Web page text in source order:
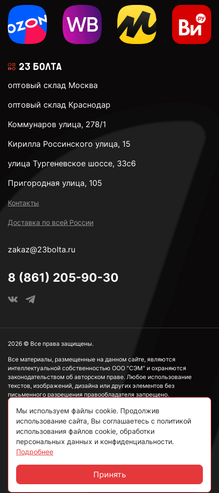
оптовый склад Москва
оптовый склад Краснодар
Коммунаров улица, 278/1
Кирилла Россинского улица, 15
улица Тургеневское шоссе, 33с6
Пригородная улица, 105
Контакты
Доставка по всей России
zakaz@23bolta.ru
8 (861) 205-90-30
Все материалы, размещенные на данном сайте, являются
интеллектуальной собственностью ООО "СЭМ" и охраняются
законодательством об авторском праве. Любое использование
текстов, изображений, дизайна или других элементов без
письменного разрешения правообладателя запрещено.
Информация, представленная на сайте, носит исключительно
ознакомительный характер и не может рассматриваться как
публичная оферта в соответствии со ст. 437 ГК РФ.
Политика конфиденциальности
Согласие на обработку данных
Пользовательское соглашение
2026 © Все права защищены.
Мы используем файлы cookie. Продолжив
использование сайта, Вы соглашаетесь с политикой
использования файлов cookie, обработки
персональных данных и конфиденциальности.
Подробнее
Принять
Чат